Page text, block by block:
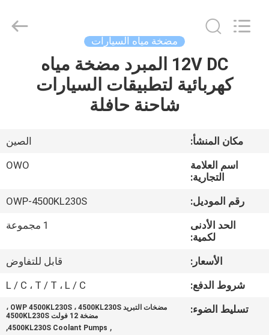
أشرطة
فيديو
حول
المعمل
Technology
مضخة مياه السيارات
12V DC المبرد مضخة مياه
كهربائية لتطبيقات السيارات
شاحنة حافلة
مكان المنشأ:
الصين
اسم العلامة
التجارية:
OWO
رقم الموديل:
OWP-4500KL230S
الحد الأدنى
لكمية:
1 مجموعة
الأسعار:
قابل للتفاوض
شروط الدفع:
L / C ، T / T ، L / C
تسليط الضوء:
مضخات التبريد OWP 4500KL230S ، 4500KL230S ،
مضخة 12 فولت 4500KL230S
,
4500KL230S Coolant Pumps
,